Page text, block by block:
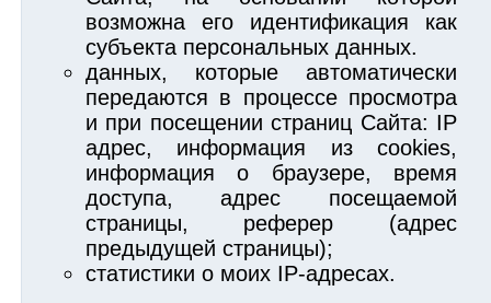
возможна его идентификация как
субъекта персональных данных.
данных, которые автоматически
передаются в процессе просмотра
и при посещении страниц Сайта: IP
адрес, информация из cookies,
информация о браузере, время
доступа, адрес посещаемой
страницы, реферер (адрес
предыдущей страницы);
статистики о моих IP-адресах.